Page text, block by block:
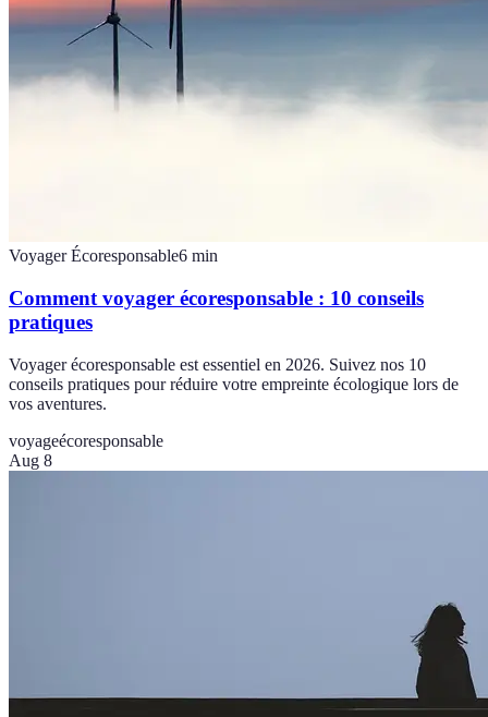
Voyager Écoresponsable6 min
Comment voyager écoresponsable : 10 conseils
pratiques
Voyager écoresponsable est essentiel en 2026. Suivez nos 10
conseils pratiques pour réduire votre empreinte écologique lors de
vos aventures.
voyageécoresponsable
Aug 8